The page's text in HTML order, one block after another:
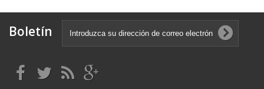
Boletín